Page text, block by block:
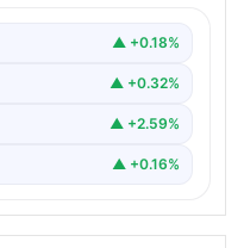
Güncel…
▲ +0.18%
▲ +0.32%
▲ +2.59%
▲ +0.16%